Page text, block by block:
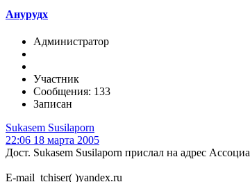
Анурудх
Администратор
Участник
Сообщения: 133
Записан
Sukasem Susilaporn
22:06 18 марта 2005
Дост. Sukasem Susilaporn прислал на адрес
E-mail tchiser( )yandex.ru